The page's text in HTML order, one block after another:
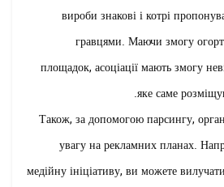
вироби знакові і котрі
гравцями. Маючи змогу
площадок, асоціації мають змогу
яке саме
Також, за допомогою парсингу,
увагу на рекламних планах.
медійну ініціативу, ви можете